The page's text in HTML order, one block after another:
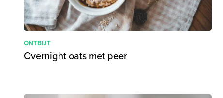
ONTBIJT
Overnight oats met peer